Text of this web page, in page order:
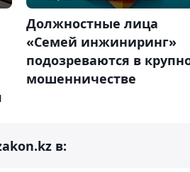
Должностные лица
«Семей инжиниринг»
подозреваются в
мошенничестве
в: